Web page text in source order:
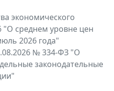
экономического
"О среднем уровне цен
2026 года"
№ 334-ФЗ "О
законодательные